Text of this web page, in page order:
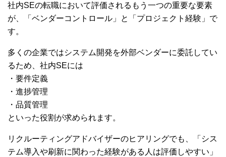
社内SEの転職において評価されるもう一つの重要な要素
が、「ベンダーコントロール」と「プロジェクト経験」で
す。
多くの企業ではシステム開発を外部ベンダーに委託してい
るため、社内SEには
・要件定義
・進捗管理
・品質管理
といった役割が求められます。
リクルーティングアドバイザーのヒアリングでも、「シス
テム導入や刷新に関わった経験がある人は評価しやすい」